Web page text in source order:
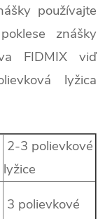
používajte
znášky
FIDMIX viď
lyžica
2-3 polievkové
lyžice
3 polievkové